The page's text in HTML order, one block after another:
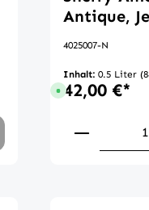
benutze die
Antique,
4025007-N
Inhalt: 0.5 Liter
Sofort verfügbar,
42,00 €*